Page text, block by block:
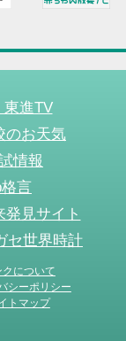
進TV
のお天気
情報
言
見サイト
セ世界時計
クについて
シーポリシー
トマップ